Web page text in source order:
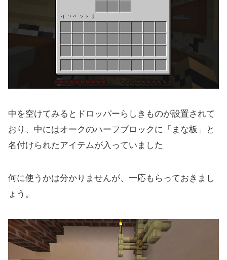
中を空けてみるとドロッパーらしきものが設置されて
おり、中にはオークのハーフブロックに「まな板」と
名付けられたアイテムが入っていました
何に使うかは分かりませんが、一応もらっておきまし
ょう。